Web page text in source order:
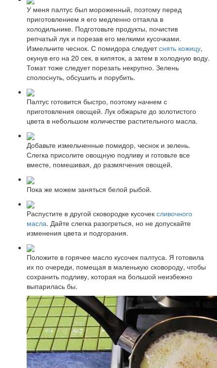
У меня палтус был мороженный, поэтому перед
приготовлением я его медленно оттаяла в
холодильнике. Подготовьте продукты, почистив
репчатый лук и порезав его мелкими кусочками.
Измельчите чеснок. С помидора следуетснять кожицу,
окунув его на 20 сек. в кипяток, а затем в холодную воду.
Томат тоже следует порезать некрупно. Зелень
сполоснуть, обсушить и порубить.
Палтус готовится быстро, поэтому начнем с
приготовления овощей. Лук обжарьте до золотистого
цвета в небольшом количестве растительного масла.
Добавьте измельченные помидор, чеснок и зелень.
Слегка присолите овощную подливу и готовьте все
вместе, помешивая, до размягчения овощей.
Пока же можем заняться белой рыбой.
Распустите в другой сковородке кусочек сливочного
масла. Дайте слегка разогреться, но не допускайте
изменения цвета и подгорания.
Положите в горячее масло кусочек палтуса. Я готовила
их по очереди, помещая в маленькую сковороду, чтобы
сохранить подливу, которая на большой неизбежно
выпарилась бы.